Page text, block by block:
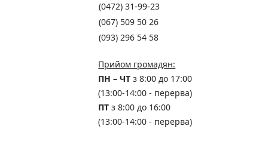
(0472) 31-99-23
(067) 509 50 26
(093) 296 54 58
Прийом громадян:
ПН – ЧТ з 8:00 до 17:00
(13:00-14:00 - перерва)
ПТ з 8:00 до 16:00
(13:00-14:00 - перерва)